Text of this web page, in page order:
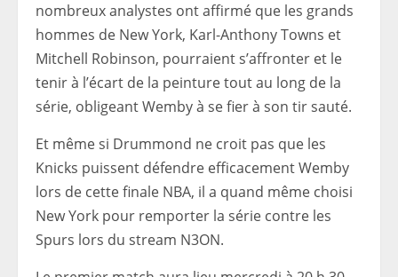
nombreux analystes ont affirmé que les grands
hommes de New York, Karl-Anthony Towns et
Mitchell Robinson, pourraient s’affronter et le
tenir à l’écart de la peinture tout au long de la
série, obligeant Wemby à se fier à son tir sauté.
Et même si Drummond ne croit pas que les
Knicks puissent défendre efficacement Wemby
lors de cette finale NBA, il a quand même choisi
New York pour remporter la série contre les
Spurs lors du stream N3ON.